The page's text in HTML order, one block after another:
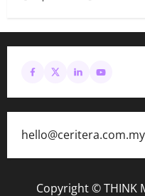
hello@ceritera.com.my
Copyright © THINK